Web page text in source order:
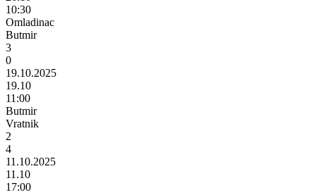
10:30
Omladinac
Butmir
3
0
19.10.2025
19.10
11:00
Butmir
Vratnik
2
4
11.10.2025
11.10
17:00